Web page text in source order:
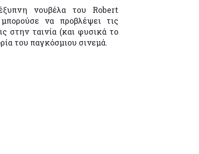
νουβέλα του Robert
να προβλέψει τις
στην ταινία (και φυσικά το
του παγκόσμιου σινεμά.